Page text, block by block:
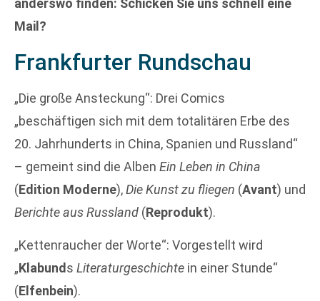
anderswo finden: Schicken Sie uns schnell eine
Mail?
Frankfurter Rundschau
„Die große Ansteckung“: Drei Comics
„beschäftigen sich mit dem totalitären Erbe des
20. Jahrhunderts in China, Spanien und Russland“
– gemeint sind die Alben Ein Leben in China
(Edition Moderne),Die Kunst zu fliegen (Avant) und
Berichte aus Russland (Reprodukt).
„Kettenraucher der Worte“: Vorgestellt wird
„Klabund s Literaturgeschichte in einer Stunde“
(Elfenbein).